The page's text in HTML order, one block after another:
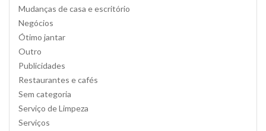
Mudanças de casa e escritório
Negócios
Ótimo jantar
Outro
Publicidades
Restaurantes e cafés
Sem categoria
Serviço de Limpeza
Serviços